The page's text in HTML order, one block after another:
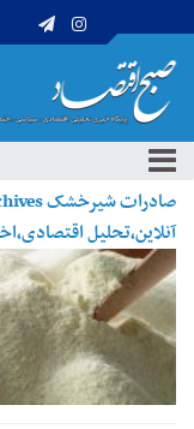
آنلاین،تحلیل